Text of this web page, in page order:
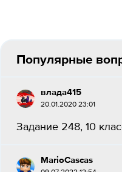
Популярные
влада415
20.01.2020 23:01
Задание 248, 10
MarioCascas